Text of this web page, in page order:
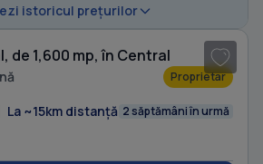
istoricul prețurilor
de 1,600 mp, în Central
Proprietar
La ~15km distanță 2 săptămâni în urmă